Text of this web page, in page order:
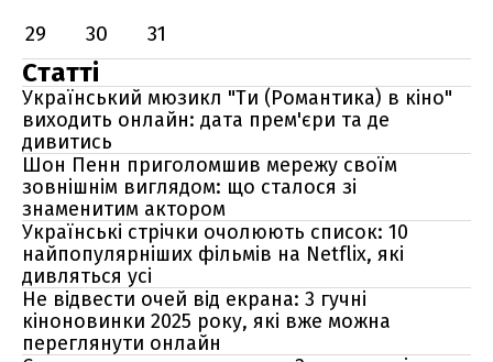
29
30 31
Статті
Український мюзикл "Ти (Романтика) в кіно"
виходить онлайн: дата прем'єри та де
дивитись
Шон Пенн приголомшив мережу своїм
зовнішнім виглядом: що сталося зі
знаменитим актором
Українські стрічки очолюють список: 10
найпопулярніших фільмів на Netflix, які
дивляться усі
Не відвести очей від екрана: 3 гучні
кіноновинки 2025 року, які вже можна
переглянути онлайн